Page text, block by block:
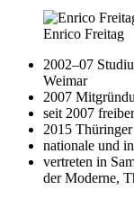
Enrico Freitag
2002–07
Weimar
2007
seit 2007
2015
nationale und
vertreten in
der Moderne,